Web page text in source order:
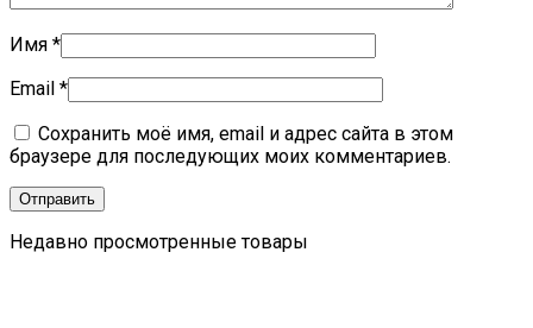
Имя *
Email *
Сохранить моё имя, email и адрес сайта в этом
браузере для последующих моих комментариев.
Недавно просмотренные товары